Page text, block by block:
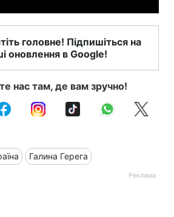
головне! Підпишіться на
оновлення в Google!
нас там, де вам зручно!
Галина Герега